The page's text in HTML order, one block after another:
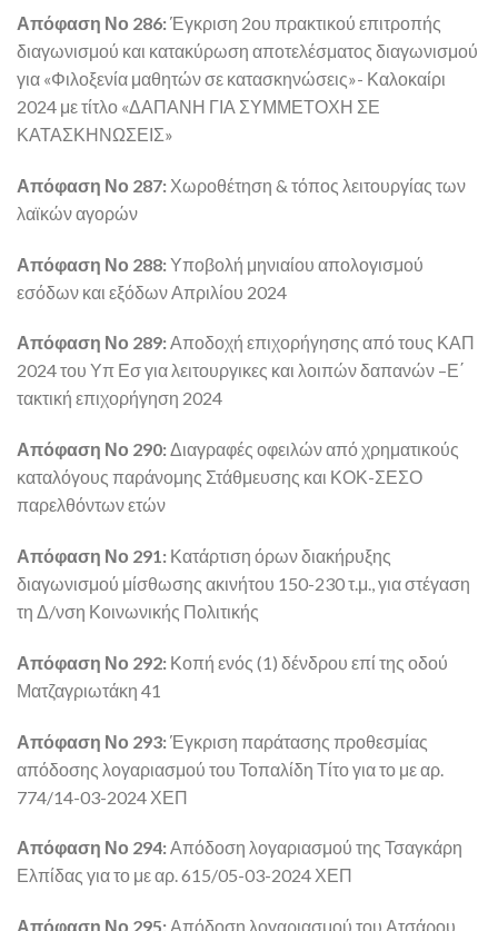
Απόφαση Νο 286:Έγκριση 2ου πρακτικού επιτροπής
διαγωνισμού και κατακύρωση αποτελέσματος διαγωνισμού
για «Φιλοξενία μαθητών σε κατασκηνώσεις»- Καλοκαίρι
2024 με τίτλο «ΔΑΠΑΝΗ ΓΙΑ ΣΥΜΜΕΤΟΧΗ ΣΕ
ΚΑΤΑΣΚΗΝΩΣΕΙΣ»
Απόφαση Νο 287: Χωροθέτηση & τόπος λειτουργίας των
λαϊκών αγορών
Απόφαση Νο 288:Υποβολή μηνιαίου απολογισμού
εσόδων και εξόδων Απριλίου 2024
Απόφαση Νο 289:Αποδοχή επιχορήγησης από τους ΚΑΠ
2024 του Υπ Εσ για λειτουργικες και λοιπών δαπανών –Ε΄
τακτική επιχορήγηση 2024
Απόφαση Νο 290:Διαγραφές οφειλών από χρηματικούς
καταλόγους παράνομης Στάθμευσης και ΚΟΚ-ΣΕΣΟ
παρελθόντων ετών
Απόφαση Νο 291: Κατάρτιση όρων διακήρυξης
διαγωνισμού μίσθωσης ακινήτου 150-230 τ.μ., για στέγαση
τη Δ/νση Κοινωνικής Πολιτικής
Απόφαση Νο 292: Κοπή ενός (1) δένδρου επί της οδού
Ματζαγριωτάκη 41
Απόφαση Νο 293:Έγκριση παράτασης προθεσμίας
απόδοσης λογαριασμού του Τοπαλίδη Τίτο για το με αρ.
774/14-03-2024 ΧΕΠ
Απόφαση Νο 294:Απόδοση λογαριασμού της Τσαγκάρη
Ελπίδας για το με αρ. 615/05-03-2024 ΧΕΠ
Απόφαση Νο 295: Απόδοση λογαριασμού του Ατσάρου